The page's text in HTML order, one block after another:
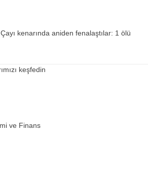
kenarında aniden fenalaştılar: 1 ölü
keşfedin